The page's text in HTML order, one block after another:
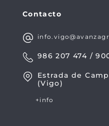
Contacto
986 207 474 /
Estrada de
(Vigo)
+info